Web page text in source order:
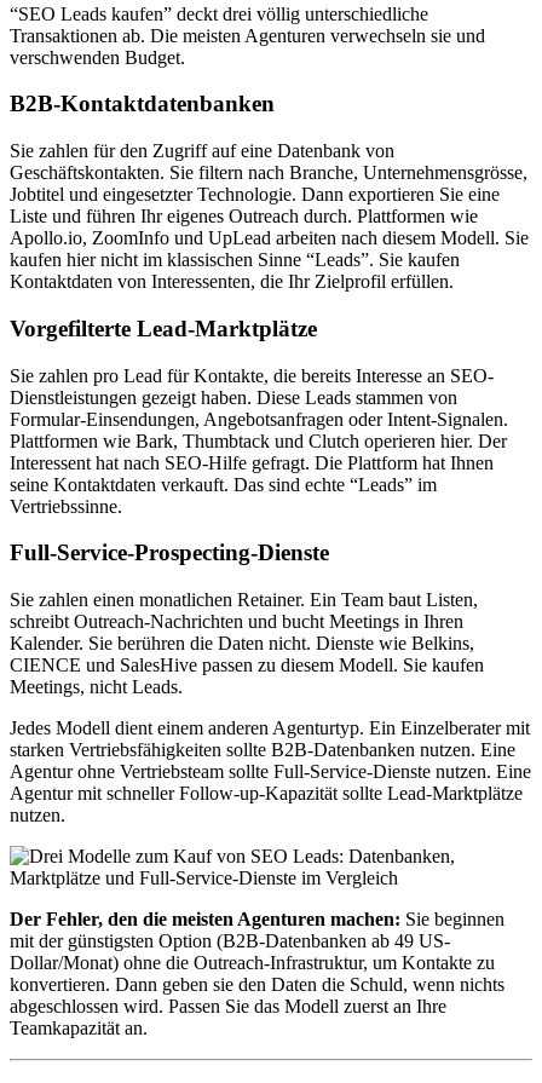
“SEO Leads kaufen” deckt drei völlig unterschiedliche
Transaktionen ab. Die meisten Agenturen verwechseln sie und
verschwenden Budget.
B2B-Kontaktdatenbanken
Sie zahlen für den Zugriff auf eine Datenbank von
Geschäftskontakten. Sie filtern nach Branche, Unternehmensgrösse,
Jobtitel und eingesetzter Technologie. Dann exportieren Sie eine
Liste und führen Ihr eigenes Outreach durch. Plattformen wie
Apollo.io, ZoomInfo und UpLead arbeiten nach diesem Modell. Sie
kaufen hier nicht im klassischen Sinne “Leads”. Sie kaufen
Kontaktdaten von Interessenten, die Ihr Zielprofil erfüllen.
Vorgefilterte Lead-Marktplätze
Sie zahlen pro Lead für Kontakte, die bereits Interesse an SEO-
Dienstleistungen gezeigt haben. Diese Leads stammen von
Formular-Einsendungen, Angebotsanfragen oder Intent-Signalen.
Plattformen wie Bark, Thumbtack und Clutch operieren hier. Der
Interessent hat nach SEO-Hilfe gefragt. Die Plattform hat Ihnen
seine Kontaktdaten verkauft. Das sind echte “Leads” im
Vertriebssinne.
Full-Service-Prospecting-Dienste
Sie zahlen einen monatlichen Retainer. Ein Team baut Listen,
schreibt Outreach-Nachrichten und bucht Meetings in Ihren
Kalender. Sie berühren die Daten nicht. Dienste wie Belkins,
CIENCE und SalesHive passen zu diesem Modell. Sie kaufen
Meetings, nicht Leads.
Jedes Modell dient einem anderen Agenturtyp. Ein Einzelberater mit
starken Vertriebsfähigkeiten sollte B2B-Datenbanken nutzen. Eine
Agentur ohne Vertriebsteam sollte Full-Service-Dienste nutzen. Eine
Agentur mit schneller Follow-up-Kapazität sollte Lead-Marktplätze
nutzen.
Der Fehler, den die meisten Agenturen machen: Sie beginnen
mit der günstigsten Option (B2B-Datenbanken ab 49 US-
Dollar/Monat) ohne die Outreach-Infrastruktur, um Kontakte zu
konvertieren. Dann geben sie den Daten die Schuld, wenn nichts
abgeschlossen wird. Passen Sie das Modell zuerst an Ihre
Teamkapazität an.